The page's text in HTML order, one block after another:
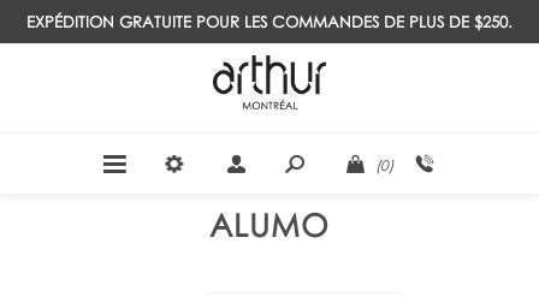
EXPÉDITION GRATUITE POUR LES COMMANDES DE PLUS DE $250.
(0)
ALUMO